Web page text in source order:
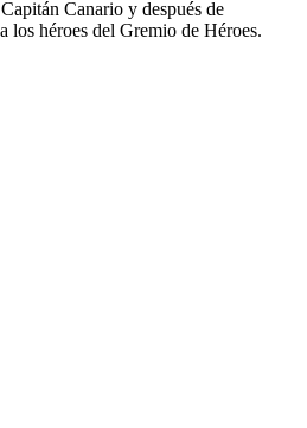
Canario y después de
los héroes del Gremio de Héroes.